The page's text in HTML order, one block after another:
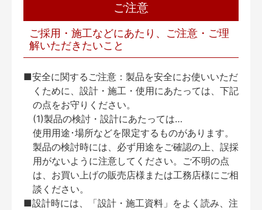
ご注意
ご採用・施工などにあたり、ご注意・ご理
解いただきたいこと
■安全に関するご注意：製品を安全にお使いいただ
くために、設計・施工・使用にあたっては、下記
の点をお守りください。
(1)製品の検討・設計にあたっては…
使用用途･場所などを限定するものがあります。
製品の検討時には、必ず用途をご確認の上、誤採
用がないように注意してください。ご不明の点
は、お買い上げの販売店様または工務店様にご相
談ください。
■設計時には、「設計・施工資料」をよく読み、注